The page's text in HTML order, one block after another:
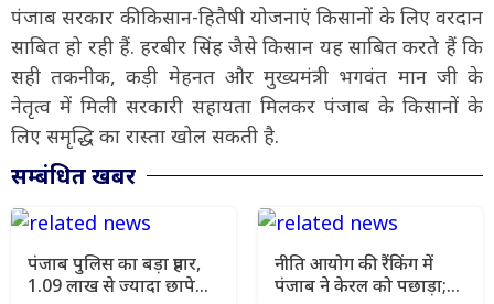
पंजाब सरकार की किसान-हितैषी योजनाएं किसानों के लिए वरदान
साबित हो रही हैं. हरबीर सिंह जैसे किसान यह साबित करते हैं कि
सही तकनीक, कड़ी मेहनत और मुख्यमंत्री भगवंत मान जी के
नेतृत्व में मिली सरकारी सहायता मिलकर पंजाब के किसानों के
लिए समृद्धि का रास्ता खोल सकती है.
सम्बंधित खबर
पंजाब पुलिस का बड़ा प्रहार,
1.09 लाख से ज्यादा छापे
नीति आयोग की रैंकिंग में
पंजाब ने केरल को पछाड़ा;